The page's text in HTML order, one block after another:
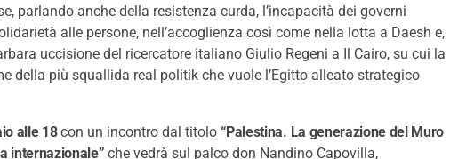
parlando anche della resistenza curda, l’incapacità dei governi
alle persone, nell’accoglienza così come nella lotta a Daesh e,
uccisione del ricercatore italiano Giulio Regeni a Il Cairo, su cui la
della più squallida real politik che vuole l’Egitto alleato strategico
alle 18con un incontro dal titolo“Palestina. La generazione del Muro
internazionale” che vedrà sul palco don Nandino Capovilla,